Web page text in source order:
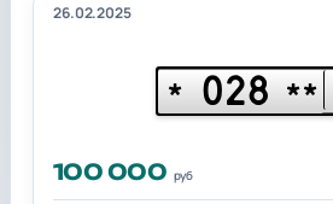
26.02.2025
* 028 **
100 000 руб